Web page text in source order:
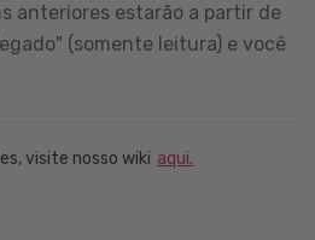
anteriores estarão a partir de
(somente leitura) e você
visite nosso wiki aqui.